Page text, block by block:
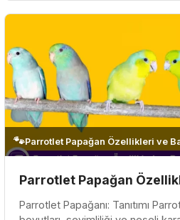
🐾Parrotlet Papağan Özellikleri ve
Parrotlet Papağan
Parrotlet Papağanı: Tanıtımı